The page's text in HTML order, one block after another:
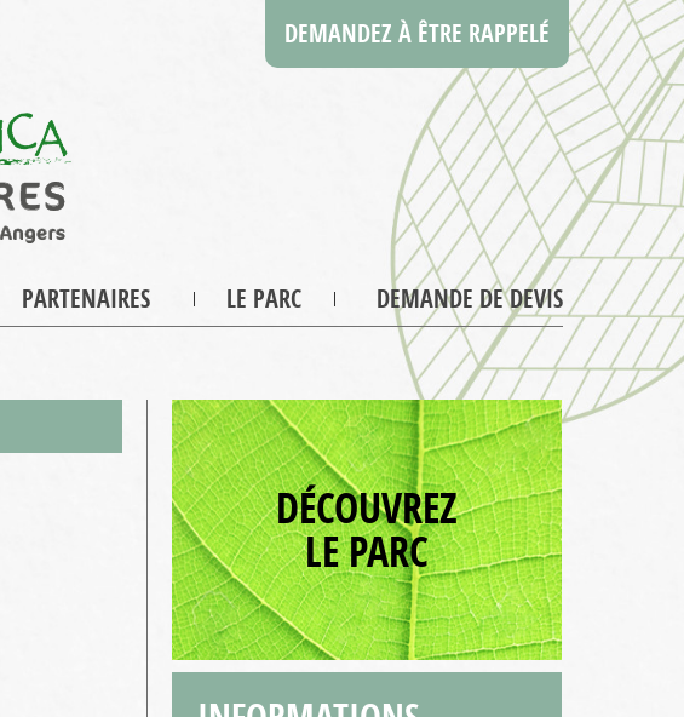
DEMANDEZ À ÊTRE RAPPELÉ
PARTENAIRES LE PARC DEMANDE DE DEVIS
DÉCOUVREZ
LE PARC